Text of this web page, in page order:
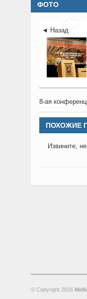
ФОТО

◄ Назад
8-ая
ПОХОЖИЕ
Извините,
© Copyright 2026